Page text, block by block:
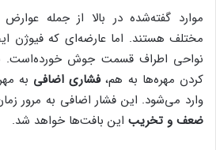
موارد گفته‌شده در بالا از جمله
مختلف هستند. اما عارضه‌ای که فیوژن
نواحی اطراف قسمت جوش خورده‌است.
کردن مهره‌ها به هم،فشاری اضافی به
وارد می‌شود. این فشار اضافی به مرور
ضعف و تخریب این بافت‌ها خواهد شد.